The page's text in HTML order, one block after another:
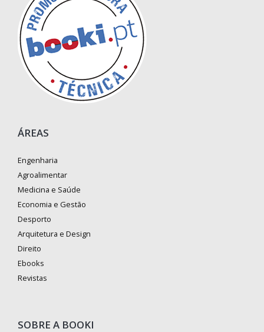
ÁREAS
Engenharia
Agroalimentar
Medicina e Saúde
Economia e Gestão
Desporto
Arquitetura e Design
Direito
Ebooks
Revistas
SOBRE A BOOKI